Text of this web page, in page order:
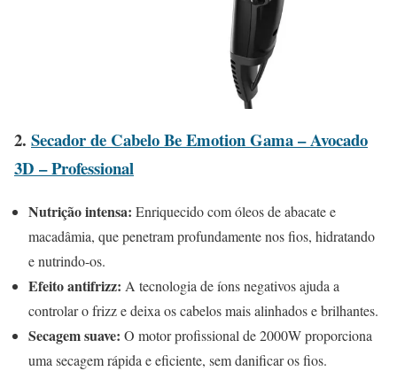
2. Secador de Cabelo Be Emotion Gama – Avocado
3D – Professional
Nutrição intensa: Enriquecido com óleos de abacate e
macadâmia, que penetram profundamente nos fios, hidratando
e nutrindo-os.
Efeito antifrizz: A tecnologia de íons negativos ajuda a
controlar o frizz e deixa os cabelos mais alinhados e brilhantes.
Secagem suave: O motor profissional de 2000W proporciona
uma secagem rápida e eficiente, sem danificar os fios.